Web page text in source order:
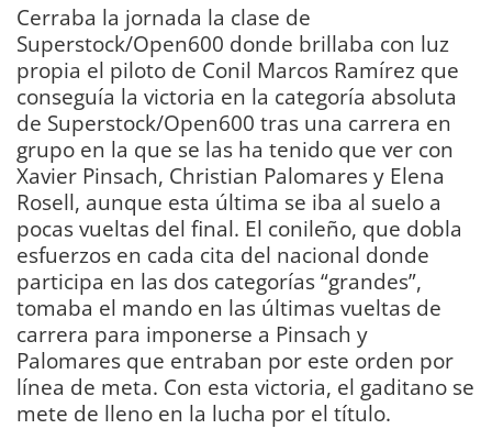
Cerraba la jornada la clase de
Superstock/Open600 donde brillaba con luz
propia el piloto de Conil Marcos Ramírez que
conseguía la victoria en la categoría absoluta
de Superstock/Open600 tras una carrera en
grupo en la que se las ha tenido que ver con
Xavier Pinsach, Christian Palomares y Elena
Rosell, aunque esta última se iba al suelo a
pocas vueltas del final. El conileño, que dobla
esfuerzos en cada cita del nacional donde
participa en las dos categorías “grandes”,
tomaba el mando en las últimas vueltas de
carrera para imponerse a Pinsach y
Palomares que entraban por este orden por
línea de meta. Con esta victoria, el gaditano se
mete de lleno en la lucha por el título.